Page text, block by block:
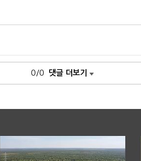
0/0 댓글 더보기